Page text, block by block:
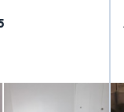
nombreuses
un prix
RMS Industry,